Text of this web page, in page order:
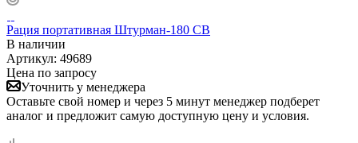
Рация портативная Штурман-180 СВ
В наличии
Артикул: 49689
Цена по запросу
Уточнить у менеджера
Оставьте свой номер и через 5 минут менеджер подберет
аналог и предложит самую доступную цену и условия.